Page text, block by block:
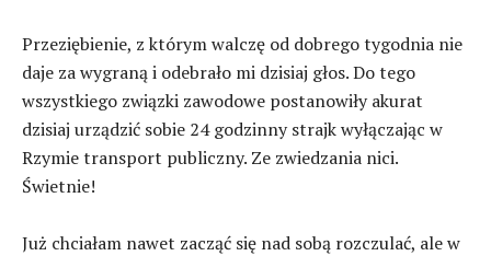
Przeziębienie, z którym walczę od dobrego tygodnia nie
daje za wygraną i odebrało mi dzisiaj głos. Do tego
wszystkiego związki zawodowe postanowiły akurat
dzisiaj urządzić sobie 24 godzinny strajk wyłączając w
Rzymie transport publiczny. Ze zwiedzania nici.
Świetnie!
Już chciałam nawet zacząć się nad sobą rozczulać, ale w